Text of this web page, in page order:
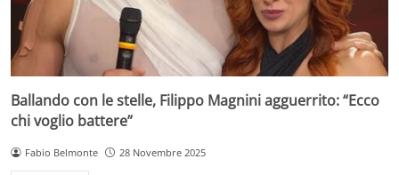
Ballando con le stelle, Filippo Magnini agguerrito: “Ecco
chi voglio battere”
Fabio Belmonte 28 Novembre 2025